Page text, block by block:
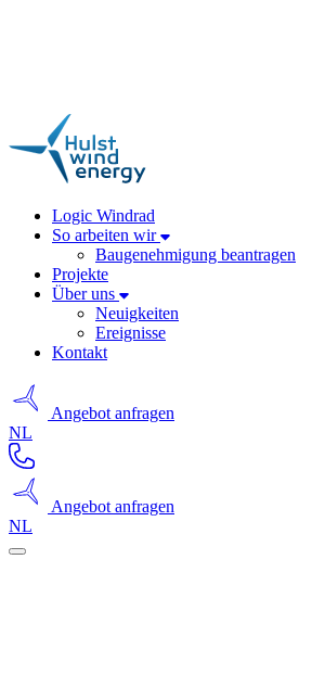
Logic Windrad
So arbeiten wir
Baugenehmigung beantragen
Projekte
Über uns
Neuigkeiten
Ereignisse
Kontakt
Angebot anfragen
NL
Angebot anfragen
NL